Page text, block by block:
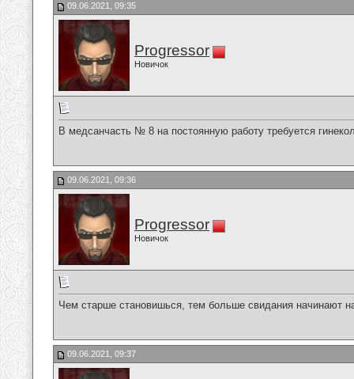
09.06.2021, 09:35
Progressor
Новичок
В медсанчасть № 8 на постоянную работу требуется
09.06.2021, 09:36
Progressor
Новичок
Чем старше становишься, тем больше свидания начинают
09.06.2021, 09:37